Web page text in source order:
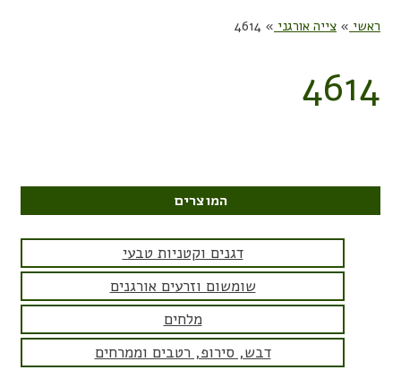
ראשי » צייה אורגני »
4614
4614
המוצרים
דגנים וקטניות טבעי
שומשום וזרעים אורגנים
מלחים
דבש, סירופ, רטבים וממרחים